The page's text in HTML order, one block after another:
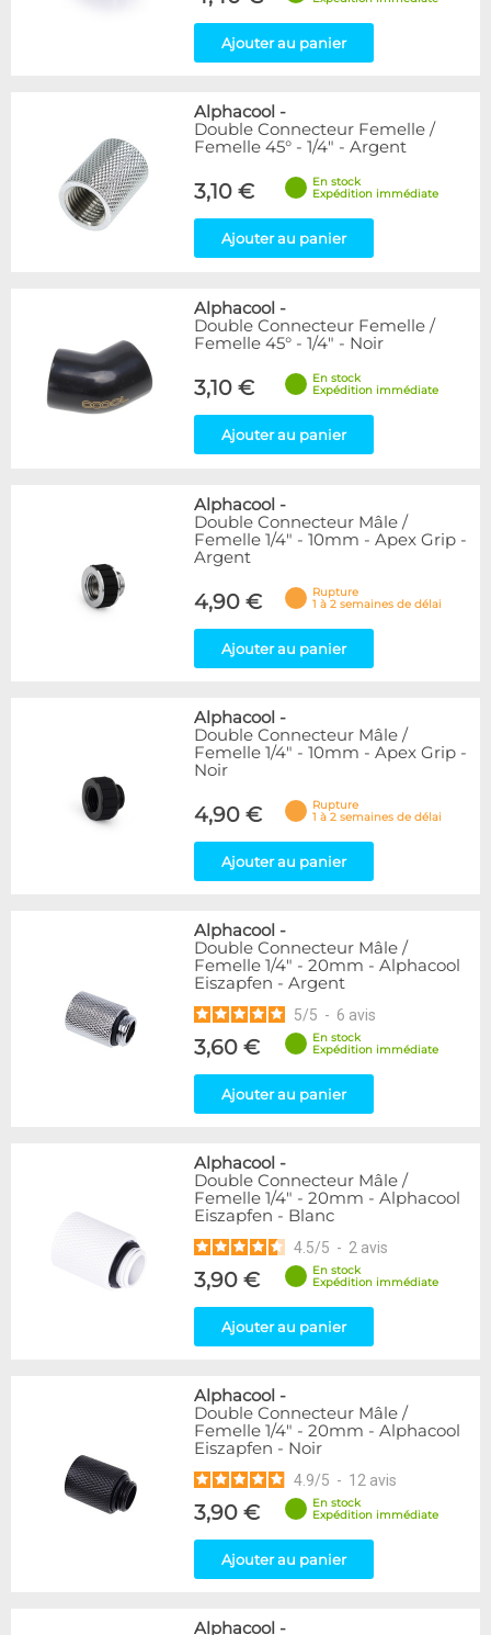
Ajouter au panier
Alphacool -
Double Connecteur Femelle /
Femelle 45° - 1/4" - Argent
3,10 €
En stock
Expédition immédiate
Ajouter au panier
Alphacool -
Double Connecteur Femelle /
Femelle 45° - 1/4" - Noir
3,10 €
En stock
Expédition immédiate
Ajouter au panier
Alphacool -
Double Connecteur Mâle /
Femelle 1/4" - 10mm - Apex Grip -
Argent
4,90 €
Rupture
1 à 2 semaines de délai
Ajouter au panier
Alphacool -
Double Connecteur Mâle /
Femelle 1/4" - 10mm - Apex Grip -
Noir
4,90 €
Rupture
1 à 2 semaines de délai
Ajouter au panier
Alphacool -
Double Connecteur Mâle /
Femelle 1/4" - 20mm - Alphacool
Eiszapfen - Argent
5/5 - 6 avis
3,60 €
En stock
Expédition immédiate
Ajouter au panier
Alphacool -
Double Connecteur Mâle /
Femelle 1/4" - 20mm - Alphacool
Eiszapfen - Blanc
4.5/5 - 2 avis
3,90 €
En stock
Expédition immédiate
Ajouter au panier
Alphacool -
Double Connecteur Mâle /
Femelle 1/4" - 20mm - Alphacool
Eiszapfen - Noir
4.9/5 - 12 avis
3,90 €
En stock
Expédition immédiate
Ajouter au panier
Alphacool -